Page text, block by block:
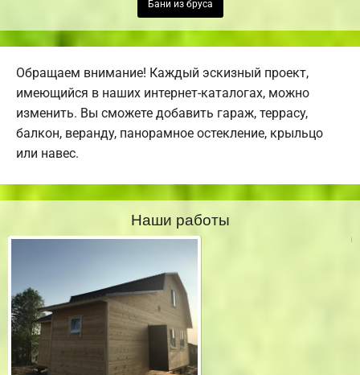
Бани из бруса
Обращаем внимание! Каждый эскизный проект,
имеющийся в наших интернет-каталогах, можно
изменить. Вы сможете добавить гараж, террасу,
балкон, веранду, панорамное остекление, крыльцо
или навес.
Наши работы